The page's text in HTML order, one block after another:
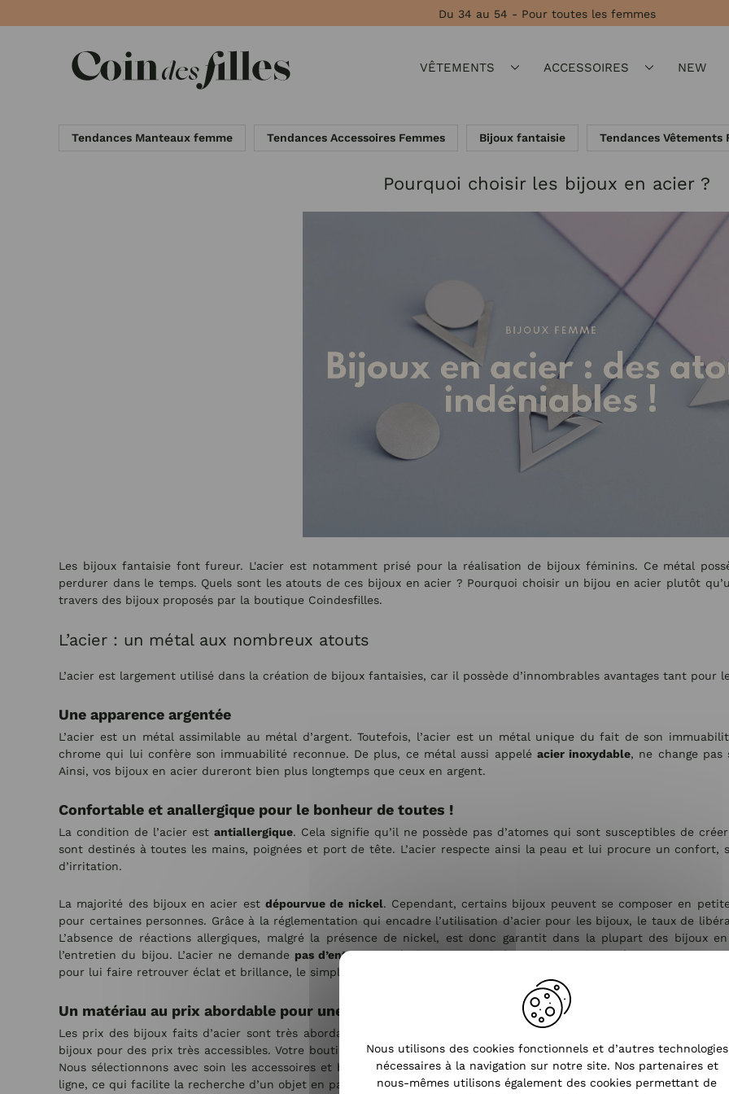
Du 34 au 54 - Pour toutes les femmes
VÊTEMENTS ACCESSOIRES NEW
Tendances Manteaux femme Tendances Accessoires Femmes Bijoux fantaisie Tendances Vêtements
Pourquoi choisir les bijoux en acier ?
Les bijoux fantaisie font fureur. L'acier est notamment prisé pour la réalisation de bijoux féminins. Ce métal
perdurer dans le temps. Quels sont les atouts de ces bijoux en acier ? Pourquoi choisir un bijou en acier plutôt
travers des bijoux proposés par la boutique Coindesfilles.
L’acier : un métal aux nombreux atouts
L’acier est largement utilisé dans la création de bijoux fantaisies, car il possède d’innombrables avantages tant
Une apparence argentée
L’acier est un métal assimilable au métal d’argent. Toutefois, l’acier est un métal unique du fait de son
chrome qui lui confère son immuabilité reconnue. De plus, ce métal aussi appelé acier inoxydable, ne change pas
Ainsi, vos bijoux en acier dureront bien plus longtemps que ceux en argent.
Confortable et anallergique pour le bonheur de toutes !
La condition de l’acier est antiallergique. Cela signifie qu’il ne possède pas d’atomes qui sont susceptibles de
sont destinés à toutes les mains, poignées et port de tête. L’acier respecte ainsi la peau et lui procure un confort,
d’irritation.
La majorité des bijoux en acier est dépourvue de nickel. Cependant, certains bijoux peuvent se composer en
pour certaines personnes. Grâce à la réglementation qui encadre l’utilisation d’acier pour les bijoux, le taux de
L’absence de réactions allergiques, malgré la présence de nickel, est donc garantit dans la plupart des bijoux
l’entretien du bijou. L’acier ne demande pas d’entretien spécifique, sa qualité est telle qu’il ne nécessite aucun
pour lui faire retrouver éclat et brillance, le simple passage d'un tissu propre, sec et doux, suffira amplement.
Un matériau au prix abordable pour une grande diversité de bijoux
Les prix des bijoux faits d’acier sont très abordables et sont aussi moindres que les prix des bijoux en argent. Il
bijoux pour des prix très accessibles. Votre boutique Coindesfilles située dans le Pas-de-Calais dispose d’un grand
Nous sélectionnons avec soin les accessoires et bijoux, de divers styles, qui sauront vous plaire. L’ensemble des
ligne, ce qui facilite la recherche d’un objet en particulier !
Nous utilisons des cookies fonctionnels et d’autres technologies
nécessaires à la navigation sur notre site. Nos partenaires et
nous-mêmes utilisons également des cookies permettant de